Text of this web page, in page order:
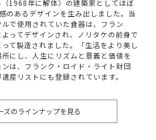
1968年に解体）の建築家としてほぼ
のあるデザインを生み出しました。当
で使用されていた食器は、フラン
ってデザインされ、ノリタケの前身で
て製造されました。「生活をより美し
にし、人生にリズムと意義と価値を
は、フランク・ロイド・ライト財団
産リストにも登録されています。
ズのラインナップを見る